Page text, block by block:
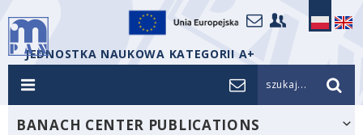
JEDNOSTKA NAUKOWA KATEGORII A+
szukaj...
BANACH CENTER PUBLICATIONS